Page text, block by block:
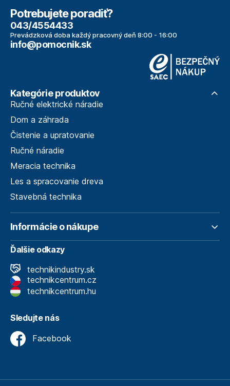
Potrebujete poradiť?
043/4554433
Prevádzková doba každý pracovný deň 8:00 - 16:00
info@pomocnik.sk
Kategórie produktov
Ručné elektrické náradie
Dom a záhrada
Čistenie a upratovanie
Ručné náradie
Meracia technika
Les a spracovanie dreva
Stavebná technika
Informácie o nákupe
Ďalšie odkazy
technikindustry.sk
technikcentrum.cz
technikcentrum.hu
Sledujte nás
Facebook